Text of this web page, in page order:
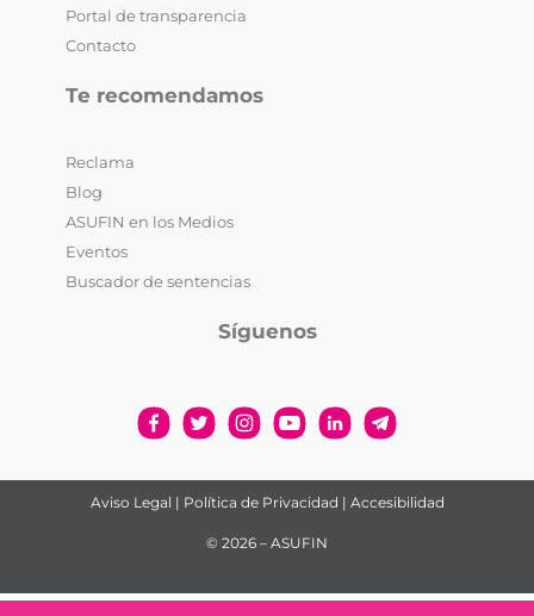
Portal de transparencia
Contacto
Te recomendamos
Reclama
Blog
ASUFIN en los Medios
Eventos
Buscador de sentencias
Síguenos
Aviso Legal | Política de Privacidad | Accesibilidad
© 2026 – ASUFIN